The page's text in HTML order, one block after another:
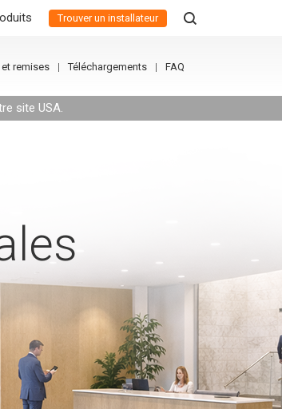
Trouver un installateur
remises Téléchargements FAQ
site USA.